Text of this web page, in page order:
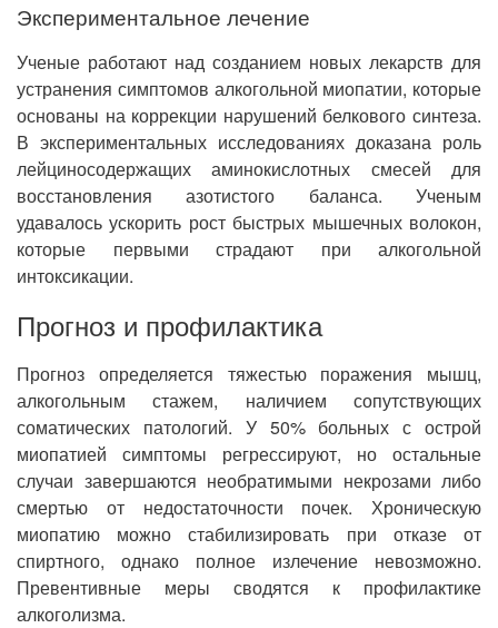
Экспериментальное лечение
Ученые работают над созданием новых лекарств для
устранения симптомов алкогольной миопатии, которые
основаны на коррекции нарушений белкового синтеза.
В экспериментальных исследованиях доказана роль
лейциносодержащих аминокислотных смесей для
восстановления азотистого баланса. Ученым
удавалось ускорить рост быстрых мышечных волокон,
которые первыми страдают при алкогольной
интоксикации.
Прогноз и профилактика
Прогноз определяется тяжестью поражения мышц,
алкогольным стажем, наличием сопутствующих
соматических патологий. У 50% больных с острой
миопатией симптомы регрессируют, но остальные
случаи завершаются необратимыми некрозами либо
смертью от недостаточности почек. Хроническую
миопатию можно стабилизировать при отказе от
спиртного, однако полное излечение невозможно.
Превентивные меры сводятся к профилактике
алкоголизма.